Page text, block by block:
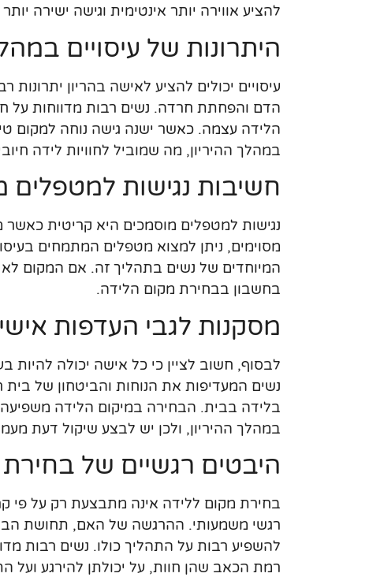
להציע אווירה יותר אינטימית וגישה ישירה
היתרונות של עיסויים
עיסויים יכולים להציע לאישה בהריון
הדם והפחתת חרדה. נשים רבות מדווחות על
הלידה עצמה. כאשר ישנה גישה נוחה למקום
במהלך ההיריון, מה שמוביל לחוויות לידה
חשיבות נגישות למטפלים
נגישות למטפלים מוסמכים היא קריטית כאשר
מסוימים, ניתן למצוא מטפלים המתמחים
המיוחדים של נשים בתהליך זה. אם המקום
בחשבון בבחירת מקום הלידה.
מסקנות לגבי העדפות
לבסוף, חשוב לציין כי כל אישה יכולה
נשים המעדיפות את הנוחות והביטחון של
בלידה בבית. הבחירה במיקום הלידה
במהלך ההיריון, ולכן יש לבצע שיקול דעת
היבטים רגשיים של
בחירת מקום ללידה אינה מתבצעת רק על פי
רגשי משמעותי. ההרגשה של האם, תחושת
להשפיע רבות על התהליך כולו. נשים רבות
רמת הכאב שהן חוות, על יכולתן להירגע ועל